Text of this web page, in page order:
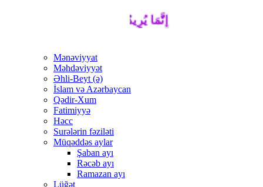
إِنَّمَا يُرِيدُ اللَّهُ لِيُذْهِبَ عَنْكُمُ
Mənəviyyat
Məhdəviyyət
Əhli-Beyt (ə)
İslam və Azərbaycan
Qədir-Xum
Fatimiyyə
Həcc
Surələrin fəziləti
Müqəddəs aylar
Şaban ayı
Rəcəb ayı
Ramazan ayı
Lüğət